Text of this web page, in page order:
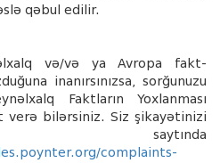
qəbul edilir.
lxalq və/və ya Avropa fakt-
ğuna inanırsınızsa, sorğunuzu
ə lxalq Faktların Yoxlanması
verə bil ərsiniz. Siz şikayətinizi
saytında
complaints-